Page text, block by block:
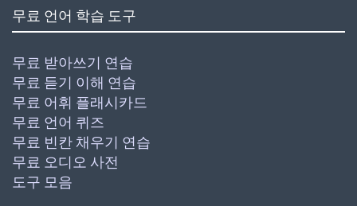
무료 언어 학습 도구
무료 받아쓰기 연습
무료 듣기 이해 연습
무료 어휘 플래시카드
무료 언어 퀴즈
무료 빈칸 채우기 연습
무료 오디오 사전
도구 모음